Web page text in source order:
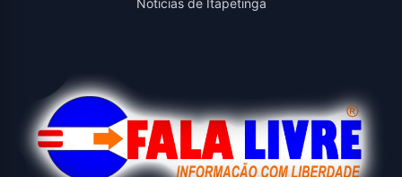
Noticias de Itapetinga